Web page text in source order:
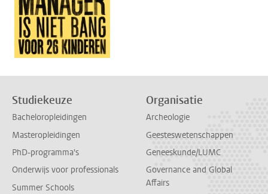
Studiekeuze
Bacheloropleidingen
Masteropleidingen
PhD-programma's
Onderwijs voor professionals
Summer Schools
Organisatie
Archeologie
Geesteswetenschappen
Geneeskunde/LUMC
Governance and Global
Affairs